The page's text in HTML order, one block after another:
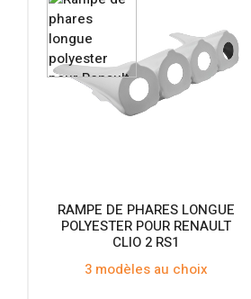
RAMPE DE PHARES LONGUE
POLYESTER POUR RENAULT
CLIO 2 RS1
3 modèles au choix